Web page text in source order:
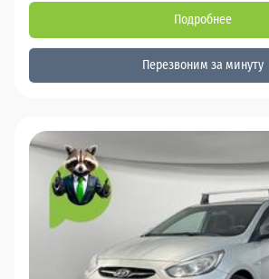
Подробнее
Перезвоним за минуту